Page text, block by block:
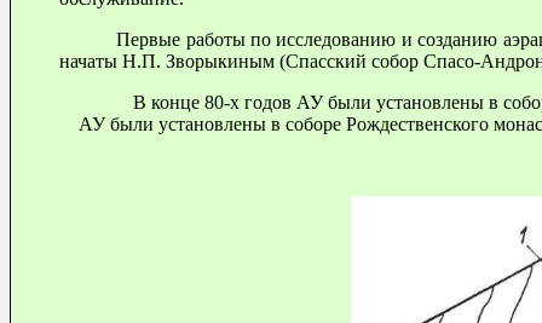
Первые работы по исследованию и созданию
начаты Н.П. Зворыкиным (Спасский собор Спасо-
В конце 80-х годов АУ были установлены в
АУ были установлены в соборе Рождественского